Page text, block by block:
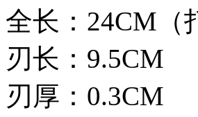
全长：24CM（
刃长：9.5CM
刃厚：0.3CM